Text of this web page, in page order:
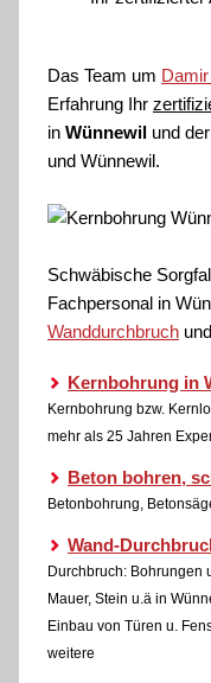
Das Team um
Erfahrung Ihr
in Wünnewil und
und Wünnewil.
Schwäbische
Fachpersonal in
Wanddurchbruch
Kernbohrung in
Kernbohrung bzw.
mehr als 25 Jahren
Beton bohren,
Betonbohrung,
Wand-
Durchbruch: Bohrungen
Mauer, Stein u.ä in
Einbau von Türen u.
weitere